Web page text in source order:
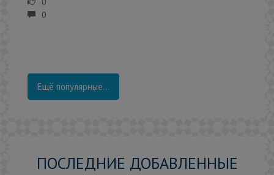
0
Ещё популярные...
ПОСЛЕДНИЕ ДОБАВЛЕННЫЕ